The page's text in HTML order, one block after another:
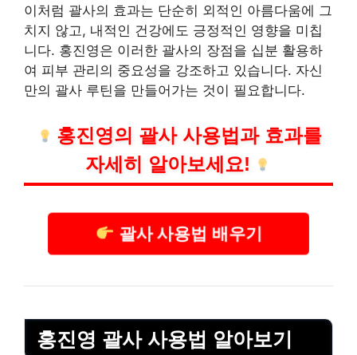
이처럼 괄사의 효과는 단순히 외적인 아름다움에 그
치지 않고, 내적인 건강에도 긍정적인 영향을 미칩
니다. 홍진영은 이러한 괄사의 장점을 십분 활용하
여 피부 관리의 중요성을 강조하고 있습니다. 자신
만의 괄사 루틴을 만들어가는 것이 필요합니다.
홍진영의 괄사 사용법과 효과를
자세히 알아보세요!
괄사 사용법 배우기
홍진영 괄사 사용법 알아보기